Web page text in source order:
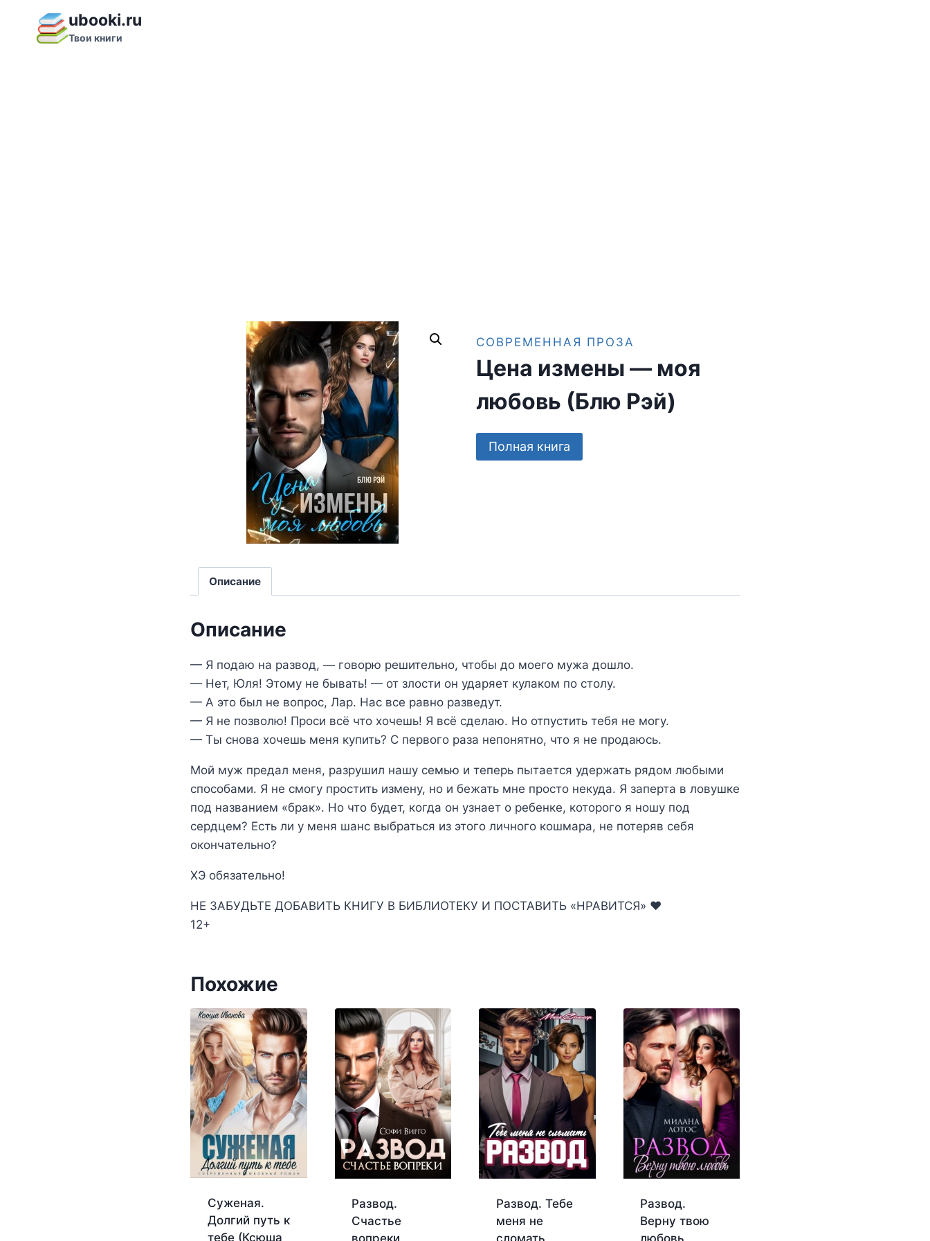
содержимому
ubooki.ru
Твои книги
СОВРЕМЕННАЯ ПРОЗА
Цена измены — моя
любовь (Блю Рэй)
Полная книга
Описание
Описание
— Я подаю на развод, — говорю решительно, чтобы до моего мужа дошло.
— Нет, Юля! Этому не бывать! — от злости он ударяет кулаком по столу.
— А это был не вопрос, Лар. Нас все равно разведут.
— Я не позволю! Проси всё что хочешь! Я всё сделаю. Но отпустить тебя не могу.
— Ты снова хочешь меня купить? С первого раза непонятно, что я не продаюсь.
Мой муж предал меня, разрушил нашу семью и теперь пытается удержать рядом любыми
способами. Я не смогу простить измену, но и бежать мне просто некуда. Я заперта в ловушке
под названием «брак». Но что будет, когда он узнает о ребенке, которого я ношу под
сердцем? Есть ли у меня шанс выбраться из этого личного кошмара, не потеряв себя
окончательно?
ХЭ обязательно!
НЕ ЗАБУДЬТЕ ДОБАВИТЬ КНИГУ В БИБЛИОТЕКУ И ПОСТАВИТЬ «НРАВИТСЯ» ❤️
12+
Похожие
Суженая.
Долгий путь к
тебе (Ксюша
Развод.
Счастье
вопреки
Развод. Тебе
меня не
сломать
Развод.
Верну твою
любовь